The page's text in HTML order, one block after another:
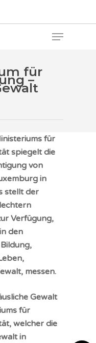
close
für
–
für
spiegelt die
von
in
stellt der
Verfügung,
den
messen.
Gewalt
für
welcher die
in
bin Opfer
bin Zeuge von
Aktuelles